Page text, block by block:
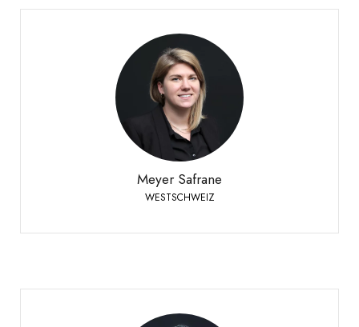
Meyer Safrane
WESTSCHWEIZ
Meyer Safrane
WESTSCHWEIZ
Telefon:
+41 79 332 94 54